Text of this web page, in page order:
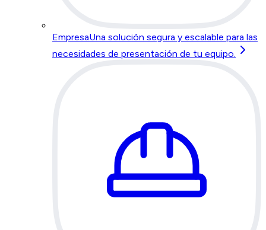
EmpresaUna solución segura y escalable para las
necesidades de presentación de tu equipo.